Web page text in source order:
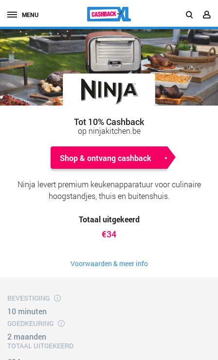
MENU
Tot 10% Cashback
op ninjakitchen.be
Shop & ontvang cashback
Ninja levert premium keukenapparatuur voor culinaire
hoogstandjes, thuis en buitenshuis.
Totaal uitgekeerd
€34
Voorwaarden & meer info
BEVESTIGING
10 minuten
GOEDKEURING
2 maanden
TOTAAL UITGEKEERD